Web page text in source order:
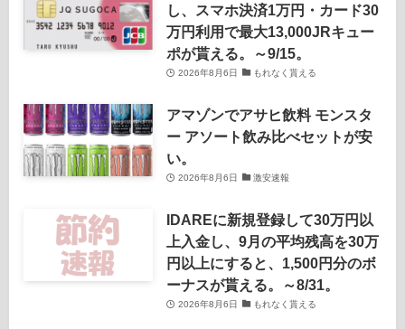
し、スマホ決済1万円・カード30
万円利用で最大13,000JRキュー
ポが貰える。～9/15。
2026年8月6日 もれなく貰える
アマゾンでアサヒ飲料 モンスタ
ー アソート飲み比べセットが安
い。
2026年8月6日 激安速報
IDAREに新規登録して30万円以
上入金し、9月の平均残高を30万
円以上にすると、1,500円分のボ
ーナスが貰える。～8/31。
2026年8月6日 もれなく貰える